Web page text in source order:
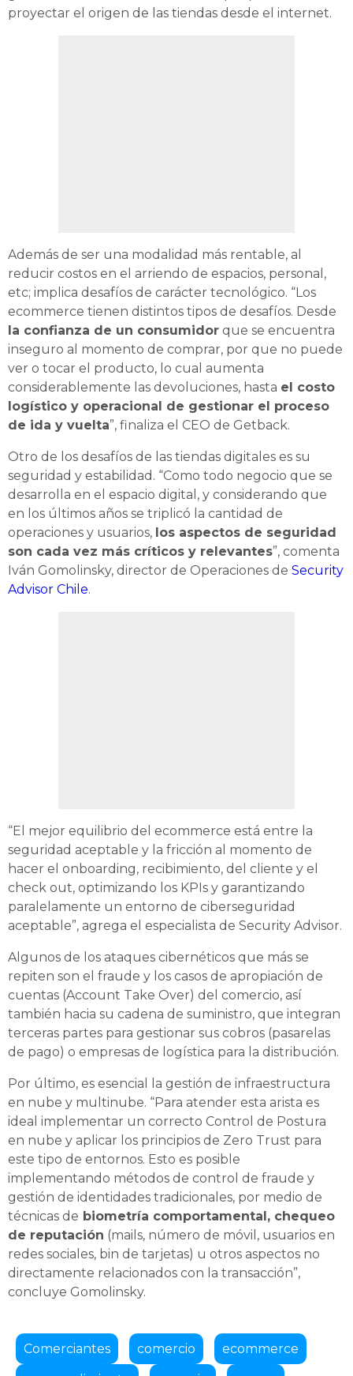
proyectar el origen de las tiendas desde el internet.
Además de ser una modalidad más rentable, al
reducir costos en el arriendo de espacios, personal,
etc; implica desafíos de carácter tecnológico. “Los
ecommerce tienen distintos tipos de desafíos. Desde
la confianza de un consumidor que se encuentra
inseguro al momento de comprar, por que no puede
ver o tocar el producto, lo cual aumenta
considerablemente las devoluciones, hasta el costo
logístico y operacional de gestionar el proceso
de ida y vuelta”, finaliza el CEO de Getback.
Otro de los desafíos de las tiendas digitales es su
seguridad y estabilidad. “Como todo negocio que se
desarrolla en el espacio digital, y considerando que
en los últimos años se triplicó la cantidad de
operaciones y usuarios, los aspectos de seguridad
son cada vez más críticos y relevantes”, comenta
Iván Gomolinsky, director de Operaciones de Security
Advisor Chile.
“El mejor equilibrio del ecommerce está entre la
seguridad aceptable y la fricción al momento de
hacer el onboarding, recibimiento, del cliente y el
check out, optimizando los KPIs y garantizando
paralelamente un entorno de ciberseguridad
aceptable”, agrega el especialista de Security Advisor.
Algunos de los ataques cibernéticos que más se
repiten son el fraude y los casos de apropiación de
cuentas (Account Take Over) del comercio, así
también hacia su cadena de suministro, que integran
terceras partes para gestionar sus cobros (pasarelas
de pago) o empresas de logística para la distribución.
Por último, es esencial la gestión de infraestructura
en nube y multinube. “Para atender esta arista es
ideal implementar un correcto Control de Postura
en nube y aplicar los principios de Zero Trust para
este tipo de entornos. Esto es posible
implementando métodos de control de fraude y
gestión de identidades tradicionales, por medio de
técnicas de biometría comportamental, chequeo
de reputación (mails, número de móvil, usuarios en
redes sociales, bin de tarjetas) u otros aspectos no
directamente relacionados con la transacción”,
concluye Gomolinsky.
Comerciantes comercio ecommerce